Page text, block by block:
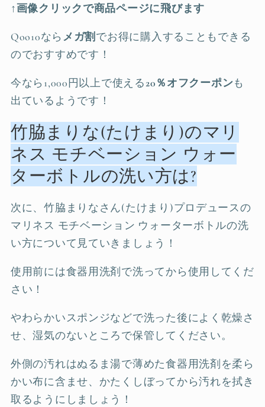
↑画像クリックで商品ページに飛びます
Qoo10なら メガ割 でお得に購入することもできる
のでおすすめです！
今なら1,000円以上で使える20％オフクーポンも
出ているようです！
竹脇まりな(たけまり)のマリ
ネス モチベーション ウォー
ターボトルの洗い方は?
次に、竹脇まりなさん(たけまり)プロデュースの
マリネス モチベーション ウォーターボトルの洗
い方について見ていきましょう！
使用前には食器用洗剤で洗ってから使用してくだ
さい！
やわらかいスポンジなどで洗った後によく乾燥さ
せ、湿気のないところで保管してください。
外側の汚れはぬるま湯で薄めた食器用洗剤を柔ら
かい布に含ませ、かたくしぼってから汚れを拭き
取るようにしましょう！